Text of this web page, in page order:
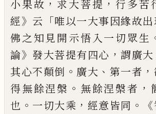
小果故 ， 求大菩提 ，行多苦
經》 云 「唯以一大事因緣故
佛之知見開示悟入一切眾生
論》 發大菩提有四心 ，謂廣大
其心不顛倒 。 廣大 、 第一者 ，
得無餘涅槃 。 無餘涅槃者 ，
也 。 一切大乘 ， 經意皆同 。《